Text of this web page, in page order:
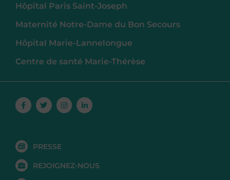
Hôpital Paris Saint-Joseph
Maternité Notre-Dame du Bon Secours
Hôpital Marie-Lannelongue
Centre de santé Marie-Thérèse
Facebook-
f
TwitterInstagramLinkedin-
in
PRESSE
REJOIGNEZ-NOUS